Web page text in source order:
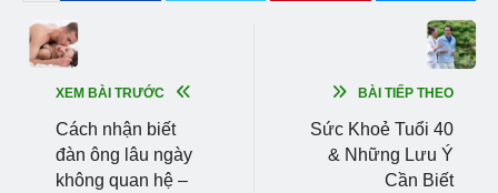
XEM BÀI TRƯỚC
Cách nhận biết
đàn ông lâu ngày
không quan hệ –
BÀI TIẾP THEO
Sức Khoẻ Tuổi 40
& Những Lưu Ý
Cần Biết